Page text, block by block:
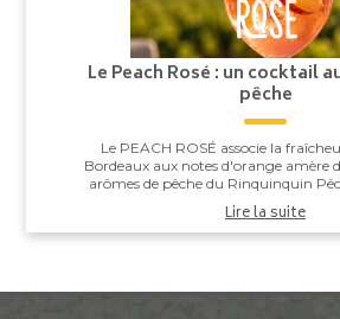
Le Peach Rosé : un cocktail
pêche
Le PEACH ROSÉ associe la
Bordeaux aux notes d'orange amère
arômes de pêche du Rinquinquin
Lire la suite